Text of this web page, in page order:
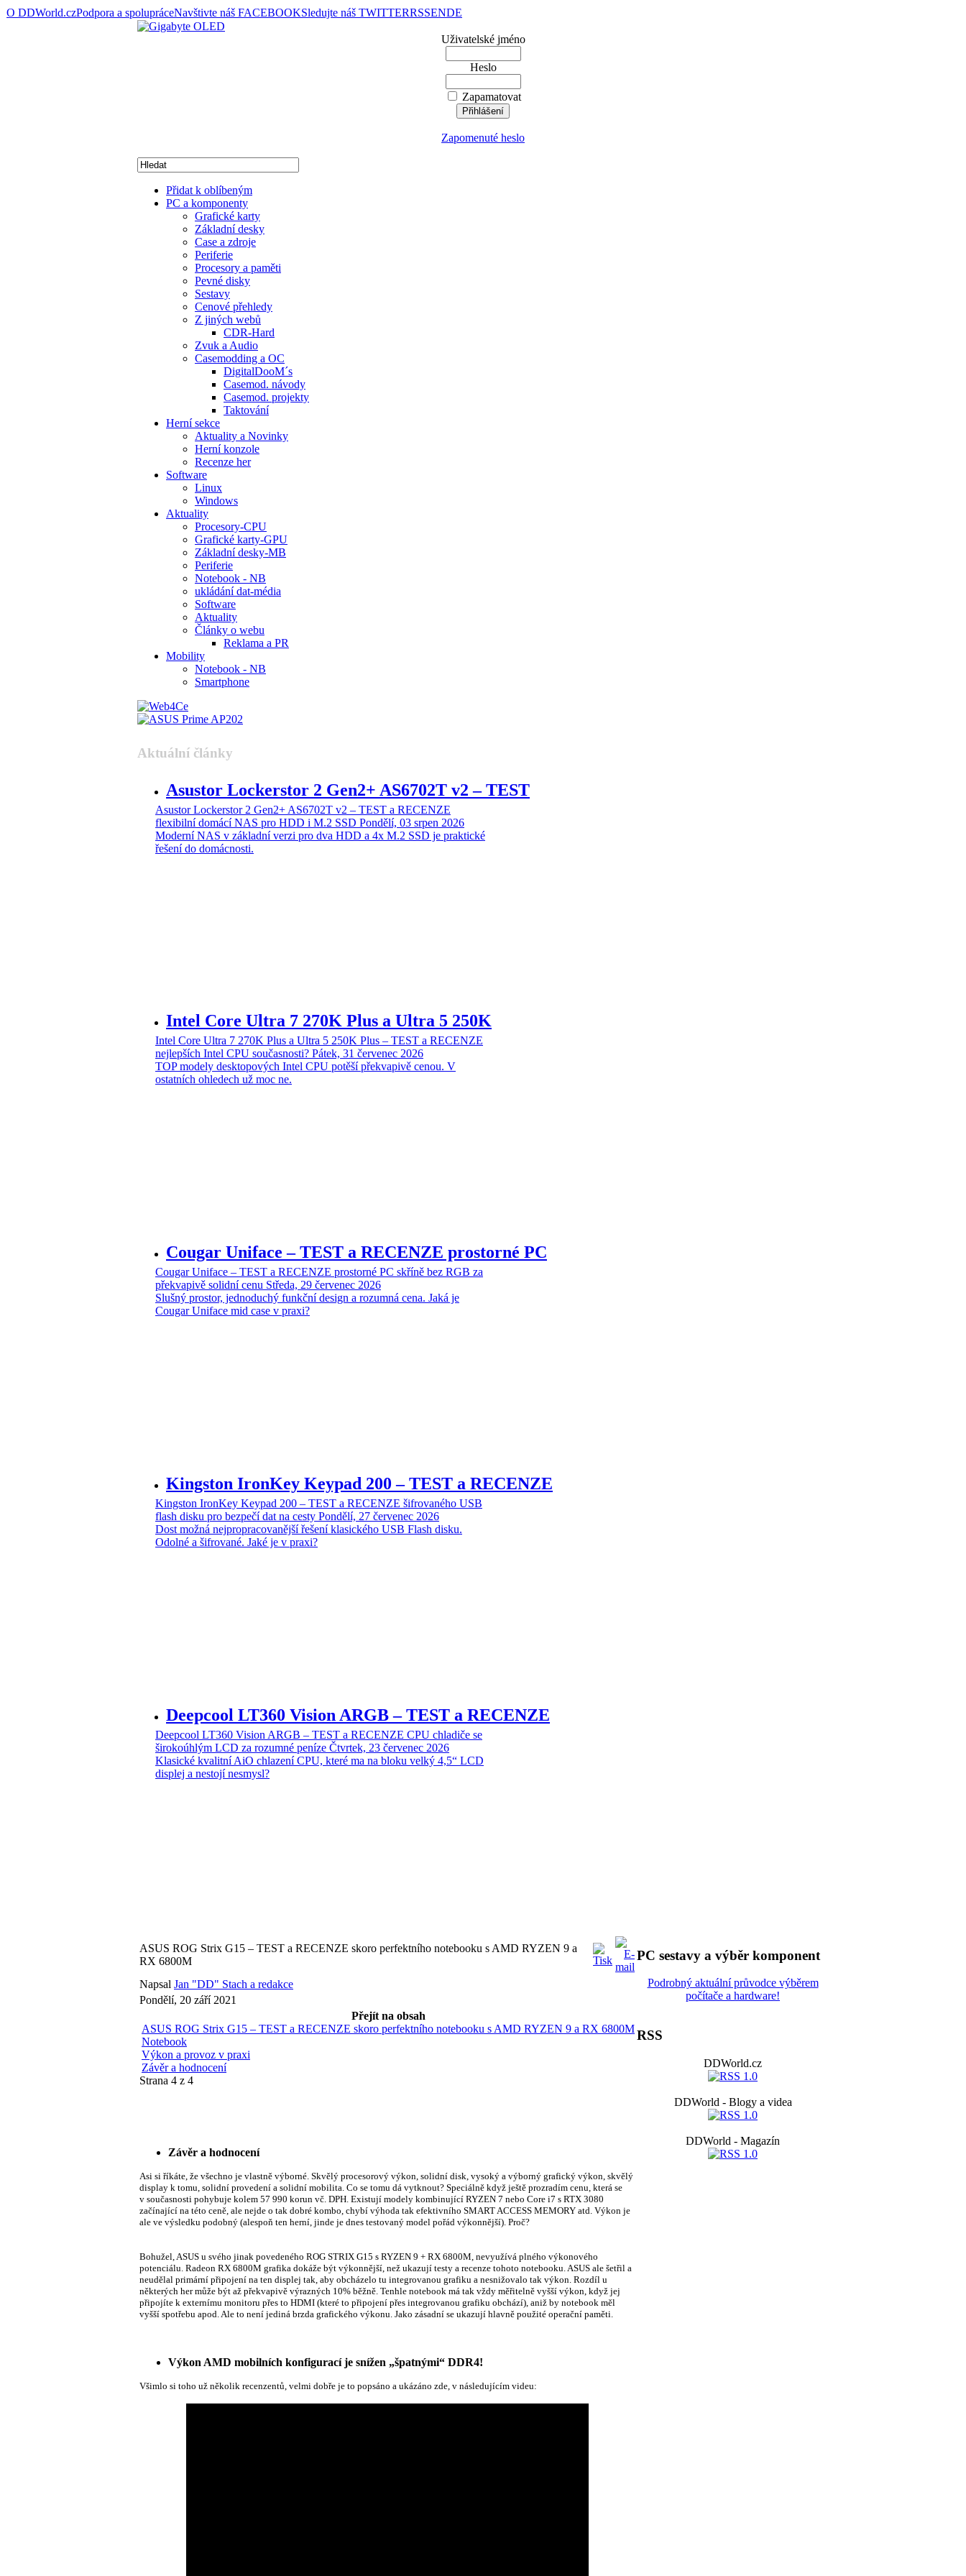
O DDWorld.czPodpora a spolupráceNavštivte náš FACEBOOKSledujte náš TWITTERRSSENDE
Uživatelské jméno
Heslo
Zapamatovat
Zapomenuté heslo
Přidat k oblíbeným
PC a komponenty
Grafické karty
Základní desky
Case a zdroje
Periferie
Procesory a paměti
Pevné disky
Sestavy
Cenové přehledy
Z jiných webů
CDR-Hard
Zvuk a Audio
Casemodding a OC
DigitalDooM´s
Casemod. návody
Casemod. projekty
Taktování
Herní sekce
Aktuality a Novinky
Herní konzole
Recenze her
Software
Linux
Windows
Aktuality
Procesory-CPU
Grafické karty-GPU
Základní desky-MB
Periferie
Notebook - NB
ukládání dat-média
Software
Aktuality
Články o webu
Reklama a PR
Mobility
Notebook - NB
Smartphone
Aktuální články
Asustor Lockerstor 2 Gen2+ AS6702T v2 – TEST
Asustor Lockerstor 2 Gen2+ AS6702T v2 – TEST a RECENZE
flexibilní domácí NAS pro HDD i M.2 SSD Pondělí, 03 srpen 2026
Moderní NAS v základní verzi pro dva HDD a 4x M.2 SSD je praktické
řešení do domácnosti.
Intel Core Ultra 7 270K Plus a Ultra 5 250K
Intel Core Ultra 7 270K Plus a Ultra 5 250K Plus – TEST a RECENZE
nejlepších Intel CPU současnosti? Pátek, 31 červenec 2026
TOP modely desktopových Intel CPU potěší překvapivě cenou. V
ostatních ohledech už moc ne.
Cougar Uniface – TEST a RECENZE prostorné PC
Cougar Uniface – TEST a RECENZE prostorné PC skříně bez RGB za
překvapivě solidní cenu Středa, 29 červenec 2026
Slušný prostor, jednoduchý funkční design a rozumná cena. Jaká je
Cougar Uniface mid case v praxi?
Kingston IronKey Keypad 200 – TEST a RECENZE
Kingston IronKey Keypad 200 – TEST a RECENZE šifrovaného USB
flash disku pro bezpečí dat na cesty Pondělí, 27 červenec 2026
Dost možná nejpropracovanější řešení klasického USB Flash disku.
Odolné a šifrované. Jaké je v praxi?
Deepcool LT360 Vision ARGB – TEST a RECENZE
Deepcool LT360 Vision ARGB – TEST a RECENZE CPU chladiče se
širokoúhlým LCD za rozumné peníze Čtvrtek, 23 červenec 2026
Klasické kvalitní AiO chlazení CPU, které ma na bloku velký 4,5“ LCD
displej a nestojí nesmysl?
ASUS ROG Strix G15 – TEST a RECENZE skoro perfektního notebooku s AMD RYZEN 9 a
RX 6800M
Napsal Jan "DD" Stach a redakce
Pondělí, 20 září 2021
Přejít na obsah
ASUS ROG Strix G15 – TEST a RECENZE skoro perfektního notebooku s AMD RYZEN 9 a RX 6800M
Notebook
Výkon a provoz v praxi
Závěr a hodnocení
Strana 4 z 4
Závěr a hodnocení
Asi si říkáte, že všechno je vlastně výborné. Skvělý procesorový výkon, solidní disk, vysoký a výborný grafický výkon, skvělý
display k tomu, solidní provedení a solidní mobilita. Co se tomu dá vytknout? Speciálně když ještě prozradím cenu, která se
v současnosti pohybuje kolem 57 990 korun vč. DPH. Existují modely kombinující RYZEN 7 nebo Core i7 s RTX 3080
začínající na této ceně, ale nejde o tak dobré kombo, chybí výhoda tak efektivního SMART ACCESS MEMORY atd. Výkon je
ale ve výsledku podobný (alespoň ten herní, jinde je dnes testovaný model pořád výkonnější). Proč?
Bohužel, ASUS u svého jinak povedeného ROG STRIX G15 s RYZEN 9 + RX 6800M, nevyužívá plného výkonového
potenciálu. Radeon RX 6800M grafika dokáže být výkonnější, než ukazují testy a recenze tohoto notebooku. ASUS ale šetřil a
neudělal primární připojení na ten displej tak, aby obcházelo tu integrovanou grafiku a nesnižovalo tak výkon. Rozdíl u
některých her může být až překvapivě výrazných 10% běžně. Tenhle notebook má tak vždy měřitelně vyšší výkon, když jej
připojíte k externímu monitoru přes to HDMI (které to připojení přes integrovanou grafiku obchází), aniž by notebook měl
vyšší spotřebu apod. Ale to není jediná brzda grafického výkonu. Jako zásadní se ukazují hlavně použité operační paměti.
Výkon AMD mobilních konfigurací je snížen „špatnými“ DDR4!
Všimlo si toho už několik recenzentů, velmi dobře je to popsáno a ukázáno zde, v následujícím videu:
PC sestavy a výběr komponent
Podrobný aktuální průvodce výběrem
počítače a hardware!
RSS
DDWorld.cz
DDWorld - Blogy a videa
DDWorld - Magazín